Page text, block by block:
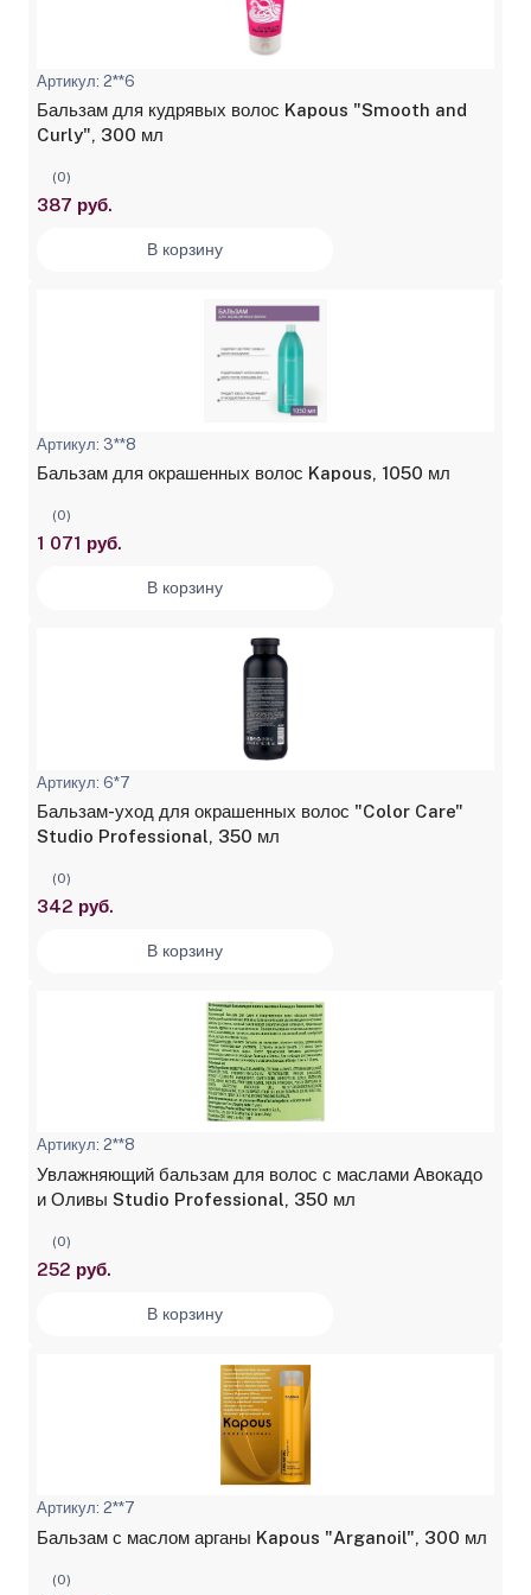
Артикул: 2**6
Бальзам для кудрявых волос Kapous "Smooth and
Curly", 300 мл
(0)
387 руб.
В корзину
Артикул: 3**8
Бальзам для окрашенных волос Kapous, 1050 мл
(0)
1 071 руб.
В корзину
Артикул: 6*7
Бальзам-уход для окрашенных волос "Color Care"
Studio Professional, 350 мл
(0)
342 руб.
В корзину
Артикул: 2**8
Увлажняющий бальзам для волос с маслами Авокадо
и Оливы Studio Professional, 350 мл
(0)
252 руб.
В корзину
Артикул: 2**7
Бальзам с маслом арганы Kapous "Arganoil", 300 мл
(0)